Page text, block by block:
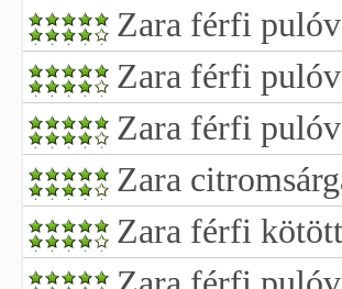
Zara férfi
Zara férfi
Zara férfi
Zara
Zara férfi